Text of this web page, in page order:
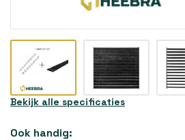
Bekijk alle specificaties
Ook handig: